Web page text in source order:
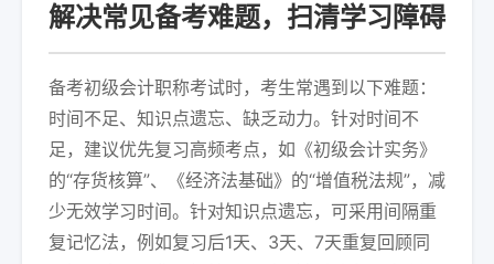
解决常见备考难题，扫清学习障碍
备考初级会计职称考试时，考生常遇到以下难题：
时间不足、知识点遗忘、缺乏动力。针对时间不
足，建议优先复习高频考点，如《初级会计实务》
的“存货核算”、《经济法基础》的“增值税法规”，减
少无效学习时间。针对知识点遗忘，可采用间隔重
复记忆法，例如复习后1天、3天、7天重复回顾同